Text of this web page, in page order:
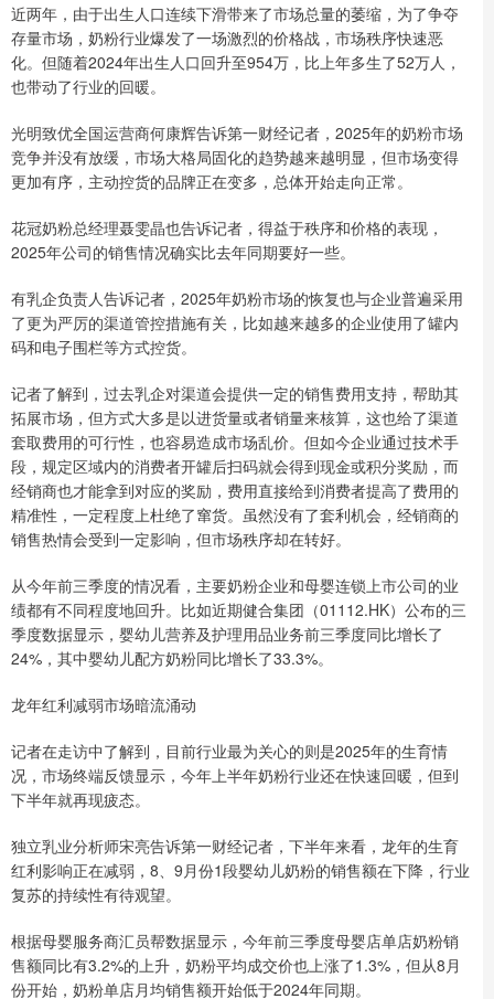
近两年，由于出生人口连续下滑带来了市场总量的萎缩，为了争夺
存量市场，奶粉行业爆发了一场激烈的价格战，市场秩序快速恶
化。但随着2024年出生人口回升至954万，比上年多生了52万人，
也带动了行业的回暖。
光明致优全国运营商何康辉告诉第一财经记者，2025年的奶粉市场
竞争并没有放缓，市场大格局固化的趋势越来越明显，但市场变得
更加有序，主动控货的品牌正在变多，总体开始走向正常。
花冠奶粉总经理聂雯晶也告诉记者，得益于秩序和价格的表现，
2025年公司的销售情况确实比去年同期要好一些。
有乳企负责人告诉记者，2025年奶粉市场的恢复也与企业普遍采用
了更为严厉的渠道管控措施有关，比如越来越多的企业使用了罐内
码和电子围栏等方式控货。
记者了解到，过去乳企对渠道会提供一定的销售费用支持，帮助其
拓展市场，但方式大多是以进货量或者销量来核算，这也给了渠道
套取费用的可行性，也容易造成市场乱价。但如今企业通过技术手
段，规定区域内的消费者开罐后扫码就会得到现金或积分奖励，而
经销商也才能拿到对应的奖励，费用直接给到消费者提高了费用的
精准性，一定程度上杜绝了窜货。虽然没有了套利机会，经销商的
销售热情会受到一定影响，但市场秩序却在转好。
从今年前三季度的情况看，主要奶粉企业和母婴连锁上市公司的业
绩都有不同程度地回升。比如近期健合集团（01112.HK）公布的三
季度数据显示，婴幼儿营养及护理用品业务前三季度同比增长了
24%，其中婴幼儿配方奶粉同比增长了33.3%。
龙年红利减弱市场暗流涌动
记者在走访中了解到，目前行业最为关心的则是2025年的生育情
况，市场终端反馈显示，今年上半年奶粉行业还在快速回暖，但到
下半年就再现疲态。
独立乳业分析师宋亮告诉第一财经记者，下半年来看，龙年的生育
红利影响正在减弱，8、9月份1段婴幼儿奶粉的销售额在下降，行业
复苏的持续性有待观望。
根据母婴服务商汇员帮数据显示，今年前三季度母婴店单店奶粉销
售额同比有3.2%的上升，奶粉平均成交价也上涨了1.3%，但从8月
份开始，奶粉单店月均销售额开始低于2024年同期。